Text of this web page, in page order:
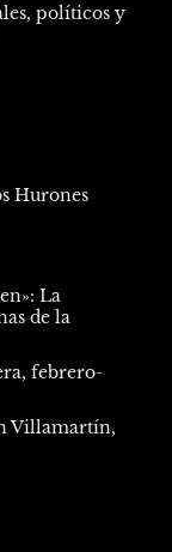
políticos y
Hurones
La
de la
febrero-
Villamartín,